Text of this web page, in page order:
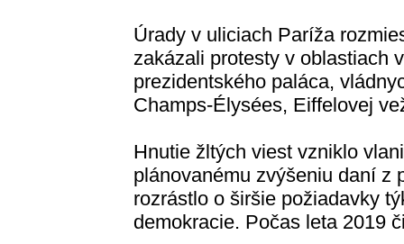
Úrady v uliciach Paríža
zakázali protesty v oblastiach
prezidentského paláca,
Champs-Élysées, Eiffelovej
Hnutie žltých viest vzniklo
plánovanému zvýšeniu daní z
rozrástlo o širšie požiadavky
demokracie. Počas leta 2019